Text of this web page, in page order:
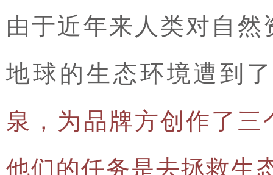
由于近年来人类对自
地球的生态环境遭到
泉，为品牌方创作了
他们的任务是去拯救生